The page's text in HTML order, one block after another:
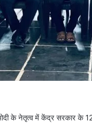
के नेतृत्व में केंद्र सरकार के 12